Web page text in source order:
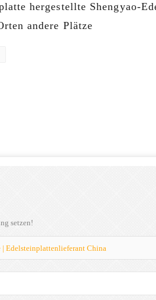
hergestellte Shengyao-
andere Plätze
setzen!
Edelsteinplattenlieferant China